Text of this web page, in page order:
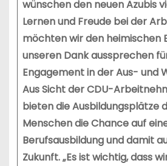
wünschen den neuen Azubis
Lernen und Freude bei der
möchten wir den heimischen
unseren Dank aussprechen
Engagement in der Aus- und
Aus Sicht der CDU-
bieten die Ausbildungsplätze
Menschen die Chance auf
Berufsausbildung und damit
Zukunft.„Es ist wichtig, dass